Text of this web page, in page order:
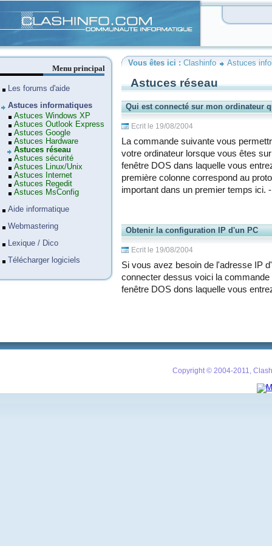
Vous êtes ici : Clashinfo Astuces
Astuces réseau
Qui est connecté sur mon ordinateur
Ecrit le 19/08/2004
La commande suivante vous
votre ordinateur lorsque vous êtes
fenêtre DOS dans laquelle vous
première colonne correspond au
important dans un premier temps ici.
Obtenir la configuration IP d'un PC
Ecrit le 19/08/2004
Si vous avez besoin de l'adresse IP
connecter dessus voici la
fenêtre DOS dons laquelle vous
Menu principal
Les forums d'aide
Astuces informatiques
Astuces Windows XP
Astuces Outlook Express
Astuces Google
Astuces Hardware
Astuces réseau
Astuces sécurité
Astuces Linux/Unix
Astuces Internet
Astuces Regedit
Astuces MsConfig
Aide informatique
Webmastering
Lexique / Dico
Télécharger logiciels
Copyright © 2004-2011,